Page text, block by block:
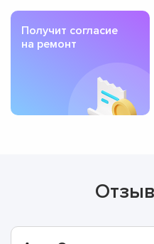
Получит согласие
на ремонт